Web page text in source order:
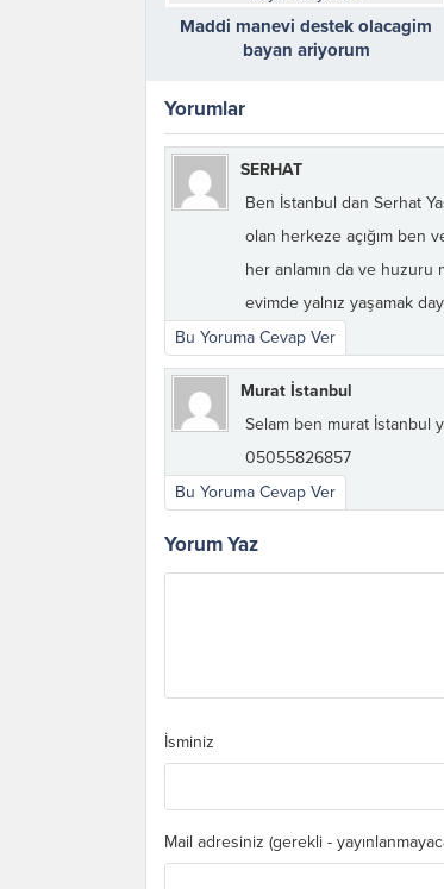
Maddi manevi destek olacagim
bayan ariyorum
Yorumlar
SERHAT
Ben İstanbul dan Serhat
olan herkeze açığım ben
her anlamın da ve huzuru
evimde yalnız yaşamak
Bu Yoruma Cevap Ver
Murat İstanbul
Selam ben murat İstanbul
05055826857
Bu Yoruma Cevap Ver
Yorum Yaz
İsminiz
Mail adresiniz (gerekli -